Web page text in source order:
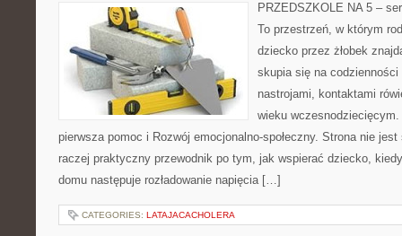
PRZEDSZKOLE NA 5 –
To przestrzeń, w którym
dziecko przez żłobek
skupia się na
nastrojami, kontaktami
wieku
pierwsza pomoc i Rozwój emocjonalno-społeczny. Strona nie
raczej praktyczny przewodnik po tym, jak wspierać dziecko,
domu następuje rozładowanie napięcia […]
CATEGORIES: LATAJACACHOLERA